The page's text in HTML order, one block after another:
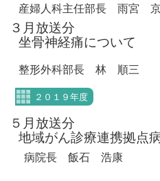
産婦人科主任部長 雨宮
３月放送分
坐骨神経痛について
整形外科部長 林 順三
２０１９年度
５月放送分
地域がん診療連携拠点
病院長 飯石 浩康